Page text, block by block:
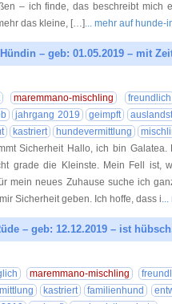
– ich finde, das beschreibt mich
das kleine, […]... mehr auf hunde-
– geb: 01.05.2019 – mit
maremmano-mischling
freundlich
jahrgang 2019 geimpft
kastriert hundevermittlung
Sicherheit Hallo, ich bin Galatea.
grade die Kleinste. Mein Fell ist,
mein neues Zuhause suche ich
Sicherheit geben. Ich hoffe, dass i
– geb: 12.12.2019 – ist
maremmano-mischling
kastriert familienhund